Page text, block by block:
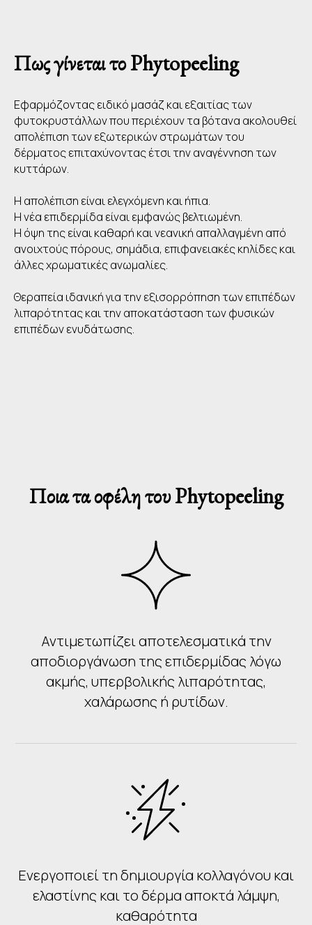
Πως γίνεται το Phytopeeling
Εφαρμόζοντας ειδικό μασάζ και εξαιτίας των
φυτοκρυστάλλων που περιέχουν τα βότανα ακολουθεί
απολέπιση των εξωτερικών στρωμάτων του
δέρματος επιταχύνοντας έτσι την αναγέννηση των
κυττάρων.
Η απολέπιση είναι ελεγχόμενη και ήπια.
Η νέα επιδερμίδα είναι εμφανώς βελτιωμένη.
Η όψη της είναι καθαρή και νεανική απαλλαγμένη από
ανοιχτούς πόρους, σημάδια, επιφανειακές κηλίδες και
άλλες χρωματικές ανωμαλίες.
Θεραπεία ιδανική για την εξισορρόπηση των επιπέδων
λιπαρότητας και την αποκατάσταση των φυσικών
επιπέδων ενυδάτωσης.
Ποια τα οφέλη του Phytopeeling
Αντιμετωπίζει αποτελεσματικά την
αποδιοργάνωση της επιδερμίδας λόγω
ακμής, υπερβολικής λιπαρότητας,
χαλάρωσης ή ρυτίδων.
Ενεργοποιεί τη δημιουργία κολλαγόνου και
ελαστίνης και το δέρμα αποκτά λάμψη,
καθαρότητα